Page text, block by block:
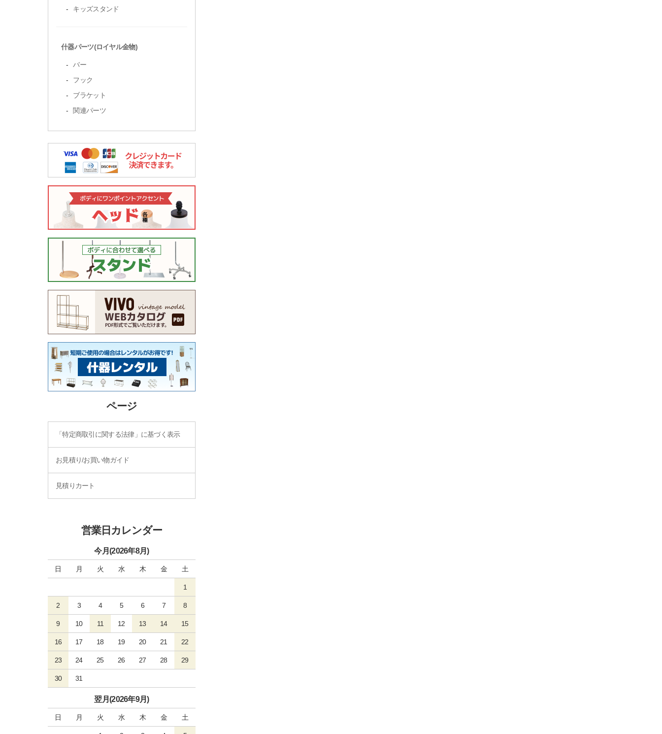
キッズスタンド
什器パーツ(ロイヤル金物)
バー
フック
ブラケット
関連パーツ
ページ
「特定商取引に関する法律」に基づく表示
お見積り/お買い物ガイド
見積りカート
営業日カレンダー
今月(2026年8月)
日 月 火 水 木 金 土
1
2 3 4 5 6 7 8
9 10 11 12 13 14 15
16 17 18 19 20 21 22
23 24 25 26 27 28 29
30 31
翌月(2026年9月)
日 月 火 水 木 金 土